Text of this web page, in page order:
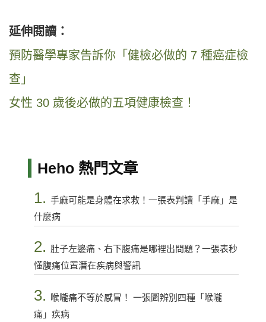
延伸閱讀：
預防醫學專家告訴你「健檢必做的 7 種癌症檢
查」
女性 30 歲後必做的五項健康檢查！
Heho 熱門文章
1. 手麻可能是身體在求救！一張表判讀「手麻」是
什麼病
2. 肚子左邊痛、右下腹痛是哪裡出問題？一張表秒
懂腹痛位置潛在疾病與警訊
3.
喉嚨痛不等於感冒！ 一張圖辨別四種「喉嚨
痛」疾病